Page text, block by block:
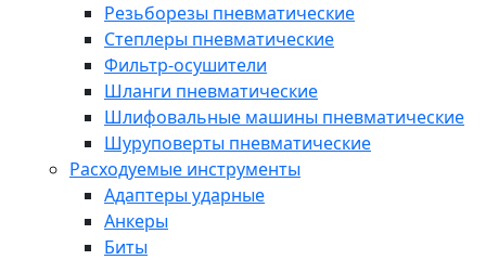
Резьборезы пневматические
Степлеры пневматические
Фильтр-осушители
Шланги пневматические
Шлифовальные машины пневматические
Шуруповерты пневматические
Расходуемые инструменты
Адаптеры ударные
Анкеры
Биты